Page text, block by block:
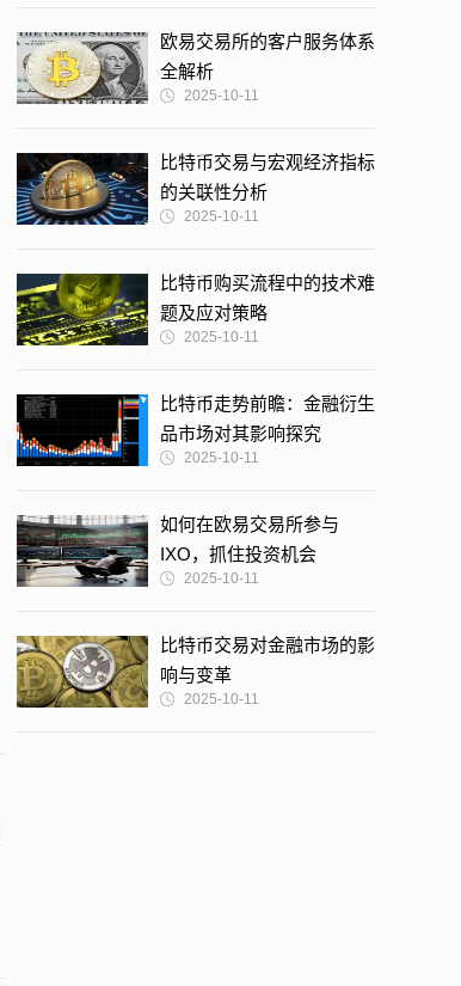
欧易交易所的客户服务体系
全解析
2025-10-11
比特币交易与宏观经济指标
的关联性分析
2025-10-11
比特币购买流程中的技术难
题及应对策略
2025-10-11
比特币走势前瞻：金融衍生
品市场对其影响探究
2025-10-11
如何在欧易交易所参与
IXO，抓住投资机会
2025-10-11
比特币交易对金融市场的影
响与变革
2025-10-11